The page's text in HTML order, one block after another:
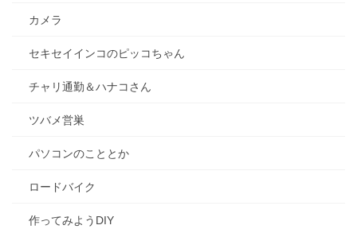
カメラ
セキセイインコのピッコちゃん
チャリ通勤＆ハナコさん
ツバメ営巣
パソコンのこととか
ロードバイク
作ってみようDIY